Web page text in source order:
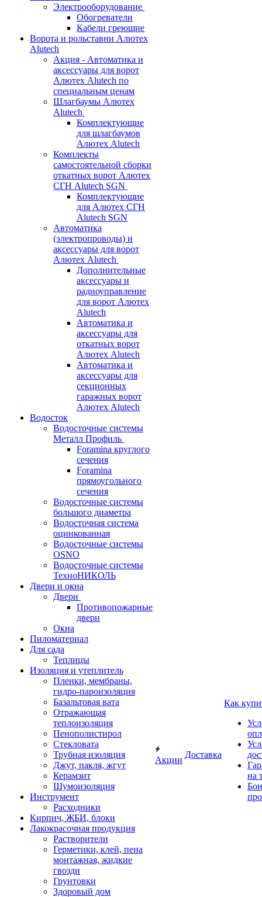
Электрооборудование
Обогреватели
Кабели греющие
Ворота и рольставни Алютех
Alutech
Акция - Автоматика и
аксессуары для ворот
Алютех Alutech по
специальным ценам
Шлагбаумы Алютех
Alutech
Комплектующие
для шлагбаумов
Алютех Alutech
Комплекты
самостоятельной сборки
откатных ворот Алютех
СГН Alutech SGN
Комплектующие
для Алютех СГН
Alutech SGN
Автоматика
(электропроводы) и
аксессуары для ворот
Алютех Alutech
Дополнительные
аксессуары и
радиоуправление
для ворот Алютех
Alutech
Автоматика и
аксессуары для
откатных ворот
Алютех Alutech
Автоматика и
аксессуары для
секционных
гаражных ворот
Алютех Alutech
Водосток
Водосточные системы
Металл Профиль
Foramina круглого
сечения
Foramina
прямоугольного
сечения
Водосточные системы
большого диаметра
Водосточная система
оцинкованная
Водосточные системы
OSNO
Водосточные системы
ТехноНИКОЛЬ
Двери и окна
Двери
Противопожарные
двери
Окна
Пиломатериал
Для сада
Теплицы
Изоляция и утеплитель
Пленки, мембраны,
гидро-пароизоляция
Базальтовая вата
Отражающая
теплоизоляция
Пенополистирол
Стекловата
Трубная изоляция
Джут, пакля, жгут
Керамзит
Шумоизоляция
Инструмент
Расходники
Кирпич, ЖБИ, блоки
Лакокрасочная продукция
Растворители
Герметики, клей, пена
монтажная, жидкие
гвозди
Грунтовки
Здоровый дом
Акции
Доставка
Как
на